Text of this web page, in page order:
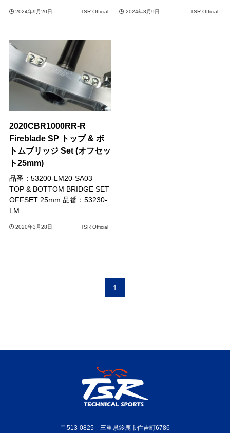
2024年9月20日 TSR Official 2024年8月9日 TSR Official
2020CBR1000RR-R
Fireblade SP トップ & ボ
トムブリッジ Set (オフセッ
ト25mm)
品番：53200-LM20-SA03
TOP & BOTTOM BRIDGE SET
OFFSET 25mm 品番：53230-
LM...
2020年3月28日 TSR Official
1
〒513-0825 三重県鈴鹿市住吉町6786